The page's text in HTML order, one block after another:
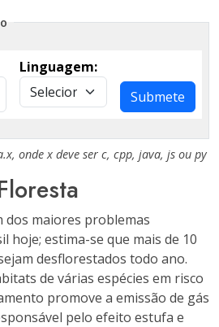
Linguagem:
Submete
, ondex deve ser c, cpp, java, js ou py
dos maiores problemas
hoje; estima-se que mais de 10
desflorestados todo ano.
de várias espécies em risco
promove a emissão de gás
pelo efeito estufa e